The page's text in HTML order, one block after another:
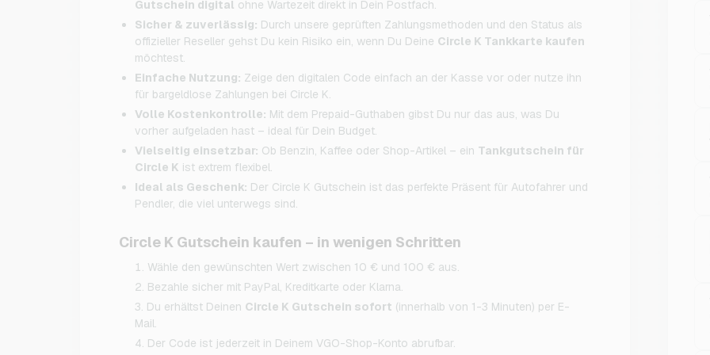
Gutschein digital ohne Wartezeit direkt in Dein Postfach.
Sicher & zuverlässig: Durch unsere geprüften Zahlungsmethoden und den Status als
offizieller Reseller gehst Du kein Risiko ein, wenn Du Deine Circle K Tankkarte kaufen
möchtest.
Einfache Nutzung: Zeige den digitalen Code einfach an der Kasse vor oder nutze ihn
für bargeldlose Zahlungen bei Circle K.
Volle Kostenkontrolle: Mit dem Prepaid-Guthaben gibst Du nur das aus, was Du
vorher aufgeladen hast – ideal für Dein Budget.
Vielseitig einsetzbar: Ob Benzin, Kaffee oder Shop-Artikel – ein Tankgutschein für
Circle K ist extrem flexibel.
Ideal als Geschenk: Der Circle K Gutschein ist das perfekte Präsent für Autofahrer und
Pendler, die viel unterwegs sind.
Circle K Gutschein kaufen – in wenigen Schritten
Wähle den gewünschten Wert zwischen 10 € und 100 € aus.
Bezahle sicher mit PayPal, Kreditkarte oder Klarna.
Du erhältst Deinen Circle K Gutschein sofort (innerhalb von 1-3 Minuten) per E-
Mail.
Der Code ist jederzeit in Deinem VGO-Shop-Konto abrufbar.